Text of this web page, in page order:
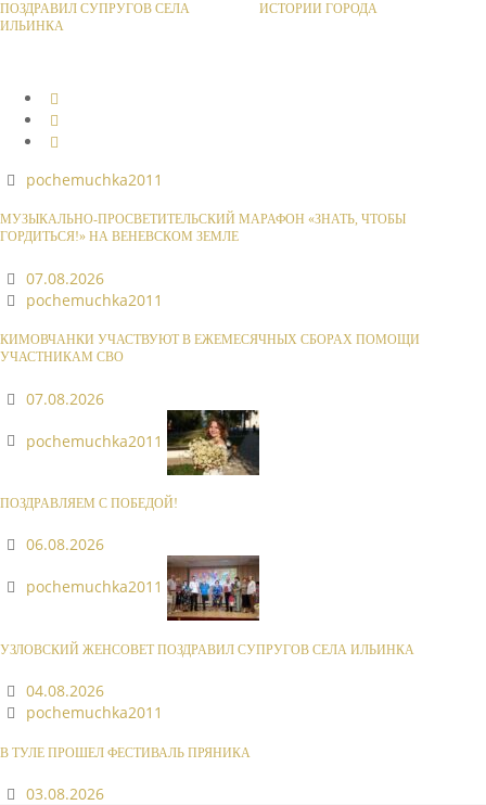
ПОЗДРАВИЛ СУПРУГОВ СЕЛА
ИЛЬИНКА
ИСТОРИИ ГОРОДА
pochemuchka2011
МУЗЫКАЛЬНО-ПРОСВЕТИТЕЛЬСКИЙ МАРАФОН «ЗНАТЬ, ЧТОБЫ
ГОРДИТЬСЯ!» НА ВЕНЕВСКОМ ЗЕМЛЕ
07.08.2026
pochemuchka2011
КИМОВЧАНКИ УЧАСТВУЮТ В ЕЖЕМЕСЯЧНЫХ СБОРАХ ПОМОЩИ
УЧАСТНИКАМ СВО
07.08.2026
pochemuchka2011
ПОЗДРАВЛЯЕМ С ПОБЕДОЙ!
06.08.2026
pochemuchka2011
УЗЛОВСКИЙ ЖЕНСОВЕТ ПОЗДРАВИЛ СУПРУГОВ СЕЛА ИЛЬИНКА
04.08.2026
pochemuchka2011
В ТУЛЕ ПРОШЕЛ ФЕСТИВАЛЬ ПРЯНИКА
03.08.2026